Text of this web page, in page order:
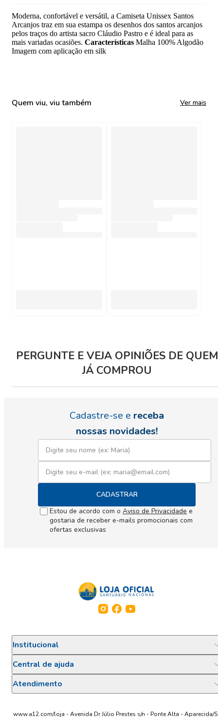
Moderna, confortável e versátil, a Camiseta Unissex Santos
Arcanjos traz em sua estampa os desenhos dos santos arcanjos
pelos traços do artista sacro Cláudio Pastro e é ideal para as
mais variadas ocasiões. Características Malha 100% Algodão
Imagem com aplicação em silk
Quem viu, viu também Ver mais
PERGUNTE E VEJA OPINIÕES DE QUEM
JÁ COMPROU
Cadastre-se e receba
nossas novidades!
CADASTRAR
Estou de acordo com o Aviso de Privacidade e
gostaria de receber e-mails promocionais com
ofertas exclusivas
Institucional
Central de ajuda
Atendimento
www.a12.com/loja - Avenida Dr Júlio Prestes s/n - Ponte Alta - Aparecida/